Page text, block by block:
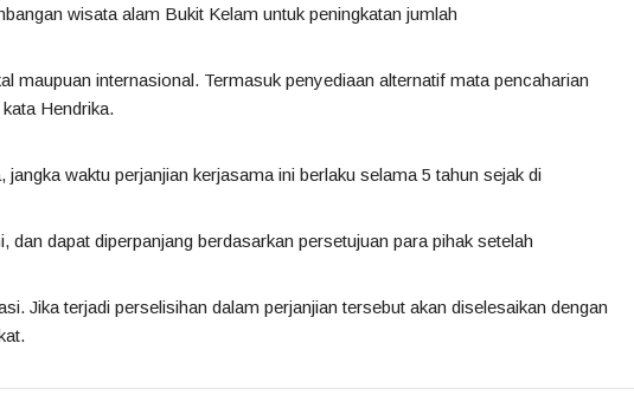
wisata alam Bukit Kelam untuk peningkatan jumlah
maupuan internasional. Termasuk penyediaan alternatif mata pencaharian
Hendrika.
jangka waktu perjanjian kerjasama ini berlaku selama 5 tahun sejak di
dan dapat diperpanjang berdasarkan persetujuan para pihak setelah
Jika terjadi perselisihan dalam perjanjian tersebut akan diselesaikan dengan